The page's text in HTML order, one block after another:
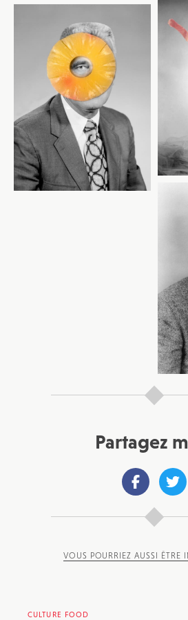
Partagez
VOUS POURRIEZ AUSSI ÊTRE
CULTURE FOOD
JE M'INSCRIS À LA NEWSLETTER
Pour recevoir toutes les deux
d’info avec une sélection